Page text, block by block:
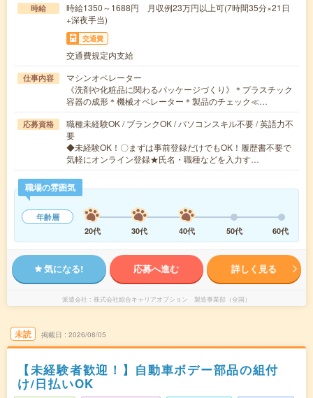
時給
時給1350～1688円 月収例23万円以上可(7時間35分×21日
+深夜手当)
交通費
交通費規定内支給
仕事内容
マシンオペレーター
《洗剤や化粧品に関わるパッケージづくり》＊プラスチック
容器の成形＊機械オペレーター＊製品のチェック≪…
応募資格
職種未経験OK / ブランクOK / パソコンスキル不要 / 英語力不
要
◆未経験OK！〇まずは事前登録だけでもOK！履歴書不要で
気軽にオンライン登録★氏名・職種などを入力す…
職場の雰囲気
年齢層
20代
30代 40代 50代 60代
気になる! 応募へ進む 詳しく見る
派遣会社 株式会社綜合キャリアオプション 製造事業部（全国）
未読 掲載日 2026/08/05
【未経験者歓迎！】自動車ボデー部品の組付
け/日払いOK